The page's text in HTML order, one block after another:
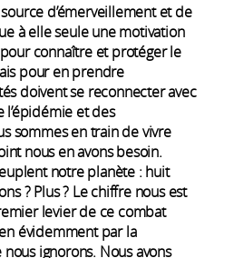
d’émerveillement et de
à elle seule une motivation
connaître et protéger le
pour en prendre
doivent se reconnecter avec
l’épidémie et des
sommes en train de vivre
nous en avons besoin.
notre planète : huit
? Plus ? Le chiffre nous est
levier de ce combat
évidemment par la
ignorons. Nous avons